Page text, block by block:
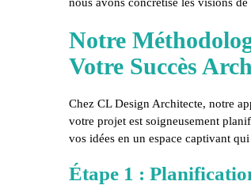
Notre
Votre Succès
Chez CL Design Architecte, notre
votre projet est soigneusement
vos idées en un espace captivant qui
Étape 1 :